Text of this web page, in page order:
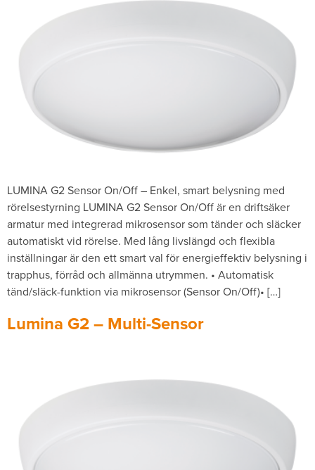
LUMINA G2 Sensor On/Off – Enkel, smart belysning med
rörelsestyrning LUMINA G2 Sensor On/Off är en driftsäker
armatur med integrerad mikrosensor som tänder och släcker
automatiskt vid rörelse. Med lång livslängd och flexibla
inställningar är den ett smart val för energieffektiv belysning i
trapphus, förråd och allmänna utrymmen. • Automatisk
tänd/släck-funktion via mikrosensor (Sensor On/Off)• […]
Lumina G2 – Multi-Sensor